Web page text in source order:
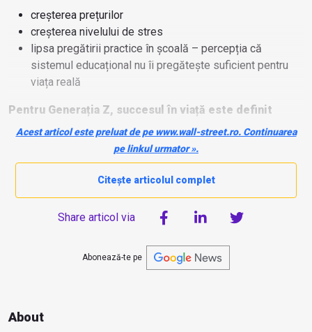
creșterea prețurilor
creșterea nivelului de stres
lipsa pregătirii practice în școală – percepția că
sistemul educațional nu îi pregătește suficient pentru
viața reală
Pentru Generația Z, succesul în viață este definit
printr-un mix de valori personale și obiective
Acest articol este preluat de pe www.wall-street.ro. Continuarea
pe linkul urmator ».
Citește articolul complet
Share articol via
Abonează-te pe
About